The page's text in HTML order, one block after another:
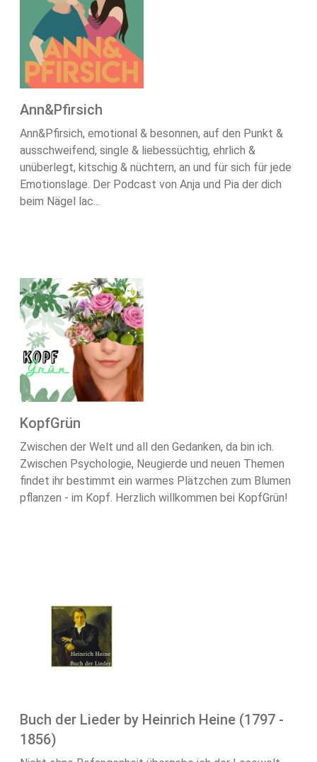
Ann&Pfirsich
Ann&Pfirsich, emotional & besonnen, auf den Punkt &
ausschweifend, single & liebessüchtig, ehrlich &
unüberlegt, kitschig & nüchtern, an und für sich für jede
Emotionslage. Der Podcast von Anja und Pia der dich
beim Nägel lac...
KopfGrün
Zwischen der Welt und all den Gedanken, da bin ich.
Zwischen Psychologie, Neugierde und neuen Themen
findet ihr bestimmt ein warmes Plätzchen zum Blumen
pflanzen - im Kopf. Herzlich willkommen bei KopfGrün!
Buch der Lieder by Heinrich Heine (1797 -
1856)